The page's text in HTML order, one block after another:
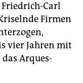
Carl
Firmen
vier Jahren mit
Arques-